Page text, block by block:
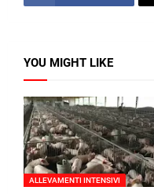
YOU MIGHT LIKE
ALLEVAMENTI INTENSIVI